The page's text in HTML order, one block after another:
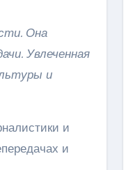
Она
Увлеченная
и
и
и